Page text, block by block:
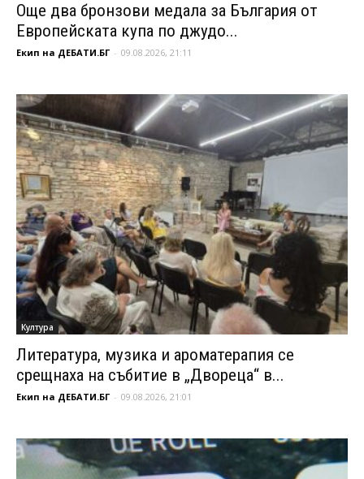
Още два бронзови медала за България от
Европейската купа по джудо...
Екип на ДЕБАТИ.БГ - 09.08.2026, 21:11
Култура
Литература, музика и ароматерапия се
срещнаха на събитие в „Двореца“ в...
Екип на ДЕБАТИ.БГ - 09.08.2026, 21:01